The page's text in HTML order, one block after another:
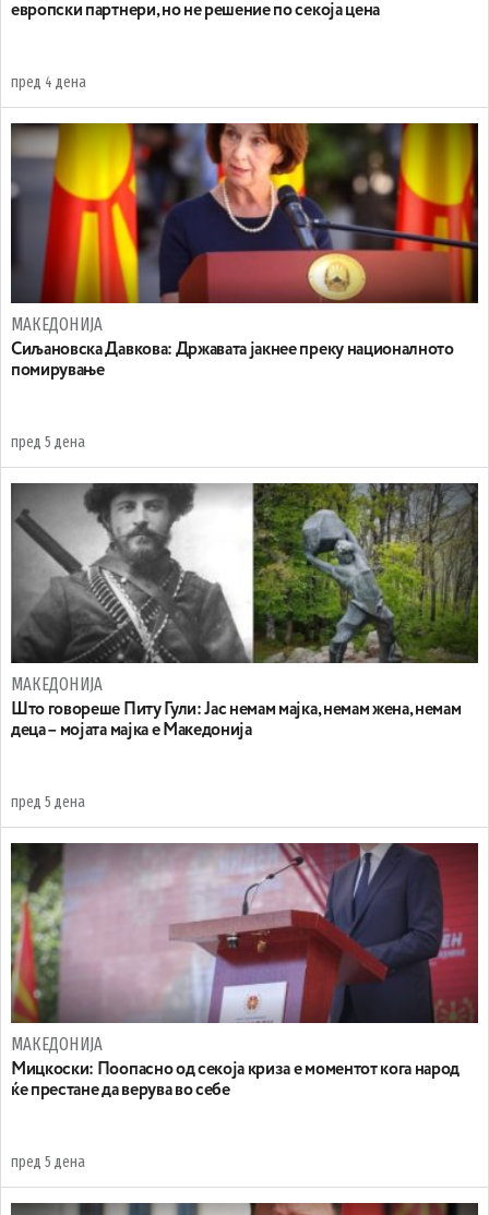
европски партнери, но не решение по секоја цена
пред 4 дена
МАКЕДОНИЈА
Сиљановска Давкова: Државата јакнее преку националното
помирување
пред 5 дена
МАКЕДОНИЈА
Што говореше Питу Гули: Јас немам мајка, немам жена, немам
деца – мојата мајка е Македонија
пред 5 дена
МАКЕДОНИЈА
Мицкоски: Поопасно од секоја криза е моментот кога народ
ќе престане да верува во себе
пред 5 дена